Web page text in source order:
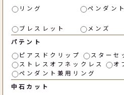
リング
ペンダント
ブレスレット
メンズ
パテント
ピアスドクリップ
スターセ
ストレスオフネックレス
オ
ペンダント兼用リング
中石カット